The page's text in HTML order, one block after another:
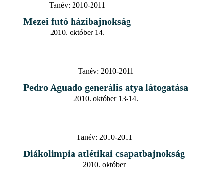
Tanév: 2010-2011
Mezei futó házibajnokság
2010. október 14.
Tanév: 2010-2011
Pedro Aguado generális atya látogatása
2010. október 13-14.
Tanév: 2010-2011
Diákolimpia atlétikai csapatbajnokság
2010. október